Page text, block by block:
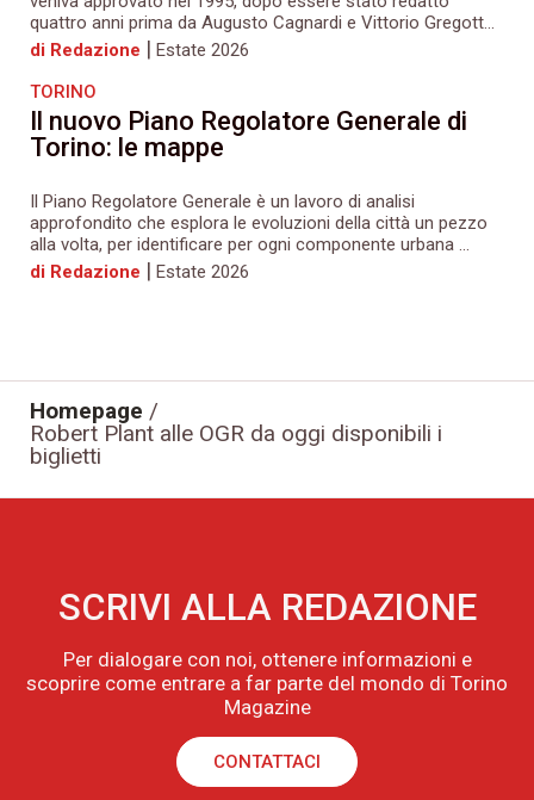
quattro anni prima da Augusto Cagnardi e Vittorio Gregott...
di Redazione | Estate 2026
TORINO
Il nuovo Piano Regolatore Generale di
Torino: le mappe
Il Piano Regolatore Generale è un lavoro di analisi
approfondito che esplora le evoluzioni della città un pezzo
alla volta, per identificare per ogni componente urbana ...
di Redazione | Estate 2026
Homepage /
Robert Plant alle OGR da oggi disponibili i
biglietti
SCRIVI ALLA REDAZIONE
Per dialogare con noi, ottenere informazioni e
scoprire come entrare a far parte del mondo di Torino
Magazine
CONTATTACI